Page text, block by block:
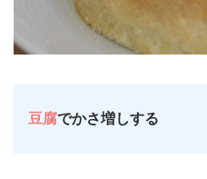
豆腐でかさ増しする